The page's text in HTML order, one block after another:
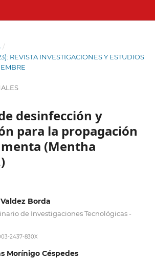
/
REVISTA INVESTIGACIONES Y ESTUDIOS
desinfección y
para la propagación
(Mentha
Borda
de Investigaciones Tecnológicas -
2437-830X
Morínigo Céspedes